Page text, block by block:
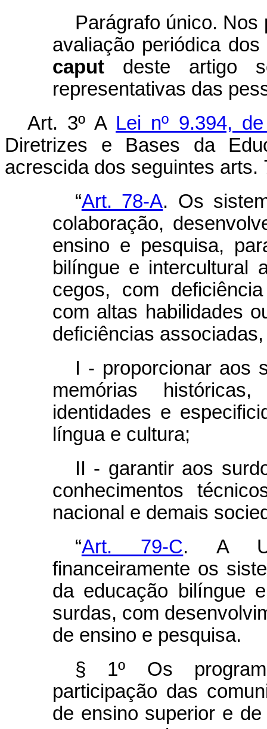
Parágrafo único.
avaliação periódica
caput deste artigo
representativas das
Art. 3º A Lei nº 9.394,
Diretrizes e Bases da
acrescida dos seguintes arts.
“Art. 78-A. Os
colaboração,
ensino e pesquisa,
bilíngue e intercultural
cegos, com
com altas habilidades
deficiências
I - proporcionar aos
memórias
identidades e
língua e cultura;
II - garantir aos
conhecimentos
nacional e demais
“Art. 79-C. A
financeiramente os
da educação bilíngue
surdas, com
de ensino e pesquisa.
§ 1º Os
participação das
de ensino superior e